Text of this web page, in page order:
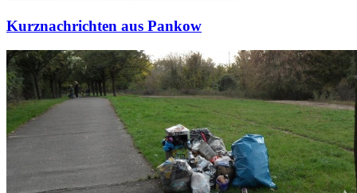
Kurznachrichten aus Pankow